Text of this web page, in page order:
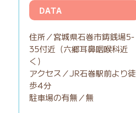
DATA
住所／宮城県石巻市鋳銭場5-
35付近（六郷耳鼻咽喉科近
く）
アクセス／JR石巻駅前より徒
歩4分
駐車場の有無／無